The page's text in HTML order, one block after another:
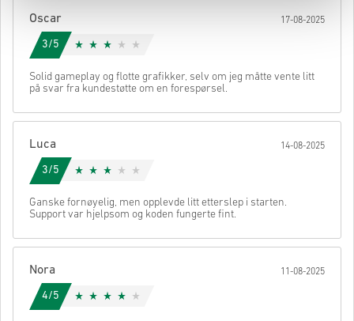
Oscar 17-08-2025
3/5
Solid gameplay og flotte grafikker, selv om jeg måtte vente litt
på svar fra kundestøtte om en forespørsel.
Luca 14-08-2025
3/5
Ganske fornøyelig, men opplevde litt etterslep i starten.
Support var hjelpsom og koden fungerte fint.
Nora 11-08-2025
4/5